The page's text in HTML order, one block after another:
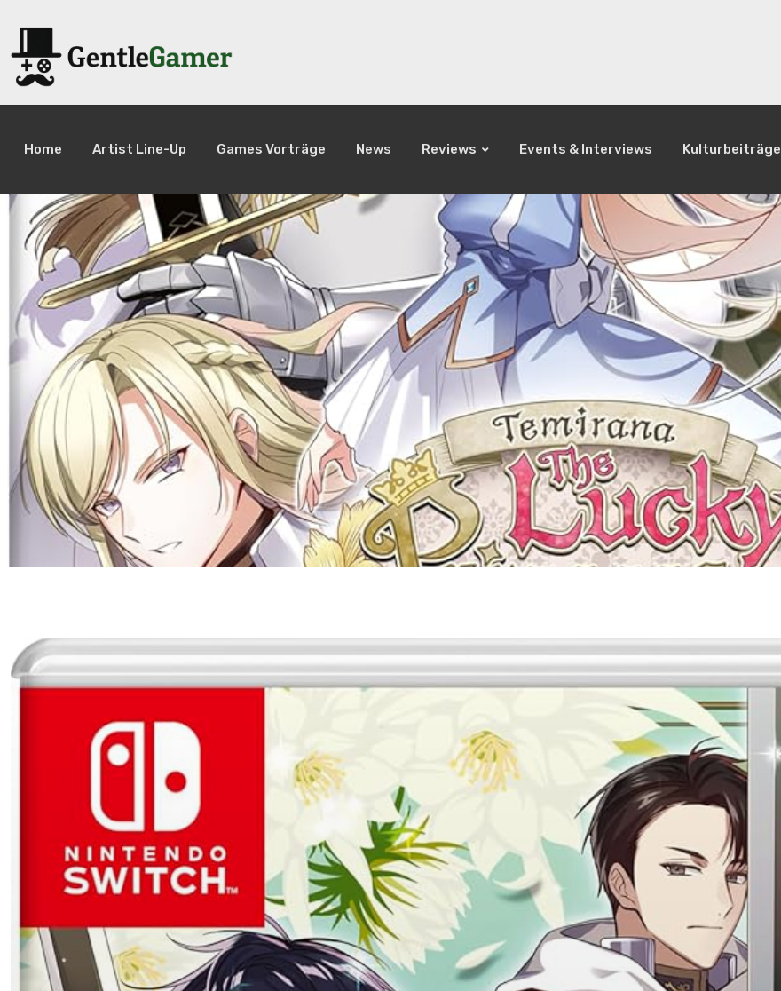
Home Artist Line-Up Games Vorträge News Reviews Events & Interviews Kulturbeiträge